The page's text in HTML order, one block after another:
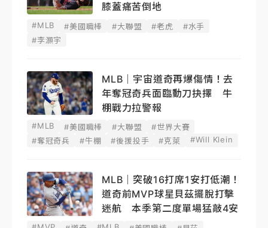
膝蓋痛苦倒地
#MLB #美國職棒 #大聯盟 #老虎
#水手
#李灝宇
MLB｜宇宙道奇再爆傷情！去
年奪冠奇兵面臨動刀抉擇 牛
棚戰力拉警報
#MLB #美國職棒 #大聯盟
#世界大賽
#奪冠奇兵
#牛棚 #後援投手 #克萊 #Will Klein
MLB｜突破16打席1安打低潮！
道奇前MVP球星貝茲擺脫打擊
迷航 本季第二度單場猛敲4安